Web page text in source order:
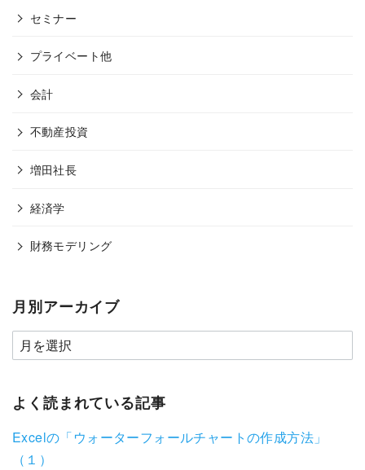
セミナー
プライベート他
会計
不動産投資
増田社長
経済学
財務モデリング
月別アーカイブ
よく読まれている記事
Excelの「ウォーターフォールチャートの作成方法」
（１）